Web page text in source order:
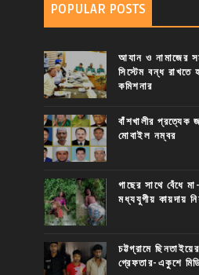
POPULAR POSTS
আযান ও নামাজের
সিস্টেম বন্ধ রাখতে
কমিশনার
বাঁশখালীর প্রত্যেক
মোবাইল নম্বর
গাছের সাথে বেঁধে
মধ্যযুগীয় কায়দায়
চট্টগ্রামে
গ্রেফতার-একুশে